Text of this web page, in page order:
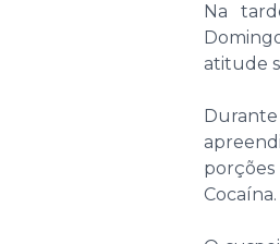
Na
atitude
Cocaína.